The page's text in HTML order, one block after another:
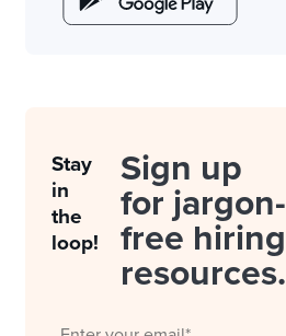
Stay
in
the
loop!
Sign up
for jargon-
free hiring
resources.